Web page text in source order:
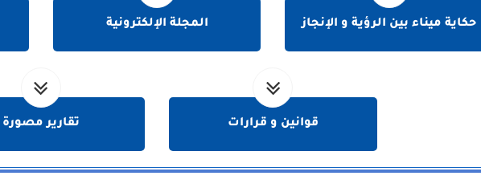
حكاية ميناء بين الرؤية و الإنجاز المجلة الإلكترونية
قوانين و قرارات تقارير مصورة